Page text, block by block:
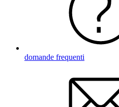
domande frequenti